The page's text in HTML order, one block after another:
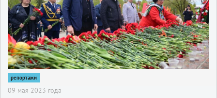
репортажи
09 мая 2023 года